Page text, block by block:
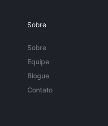
Sobre
Sobre
Equipe
Blogue
Contato